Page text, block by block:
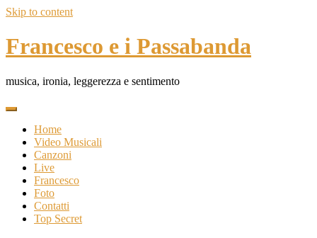
Skip to content
Francesco e i Passabanda
musica, ironia, leggerezza e sentimento
Home
Video Musicali
Canzoni
Live
Francesco
Foto
Contatti
Top Secret